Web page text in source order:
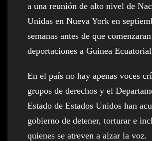
a una reunión de alto nivel de
Unidas en Nueva York en
semanas antes de que
deportaciones a Guinea
En el país no hay apenas voces
grupos de derechos y el
Estado de Estados Unidos han
gobierno de detener, torturar e
quienes se atreven a alzar la voz.